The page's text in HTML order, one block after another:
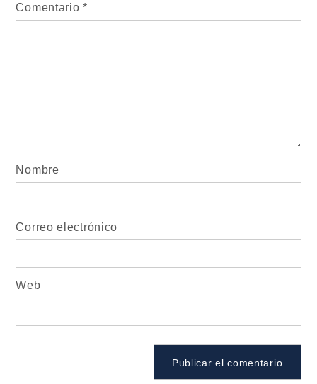
Comentario*
Nombre
Correo electrónico
Web